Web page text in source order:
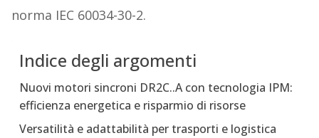
norma IEC 60034-30-2.
Indice degli argomenti
Nuovi motori sincroni DR2C..A con tecnologia IPM:
efficienza energetica e risparmio di risorse
Versatilità e adattabilità per trasporti e logistica